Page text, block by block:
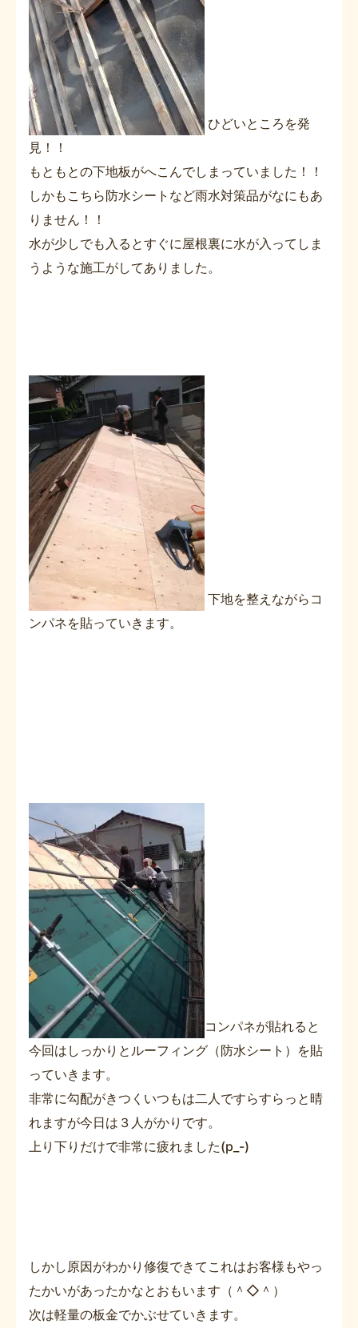
ひどいところを発
見！！
もともとの下地板がへこんでしまっていました！！
しかもこちら防水シートなど雨水対策品がなにもあ
りません！！
水が少しでも入るとすぐに屋根裏に水が入ってしま
うような施工がしてありました。
下地を整えながらコ
ンパネを貼っていきます。
コンパネが貼れると
今回はしっかりとルーフィング（防水シート）を貼
っていきます。
非常に勾配がきつくいつもは二人ですらすらっと晴
れますが今日は３人がかりです。
上り下りだけで非常に疲れました(p_-)
しかし原因がわかり修復できてこれはお客様もやっ
たかいがあったかなとおもいます（＾◇＾）
次は軽量の板金でかぶせていきます。